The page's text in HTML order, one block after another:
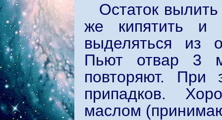
Остаток
же кипятить и
выделяться из
Пьют отвар 3
повторяют. При
припадков.
маслом